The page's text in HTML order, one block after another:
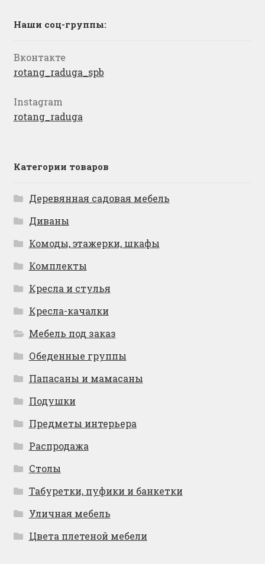
Наши соц-группы:
Вконтакте
rotang_raduga_spb
Instagram
rotang_raduga
Категории товаров
Деревянная садовая мебель
Диваны
Комоды, этажерки, шкафы
Комплекты
Кресла и стулья
Кресла-качалки
Мебель под заказ
Обеденные группы
Папасаны и мамасаны
Подушки
Предметы интерьера
Распродажа
Столы
Табуретки, пуфики и банкетки
Уличная мебель
Цвета плетеной мебели